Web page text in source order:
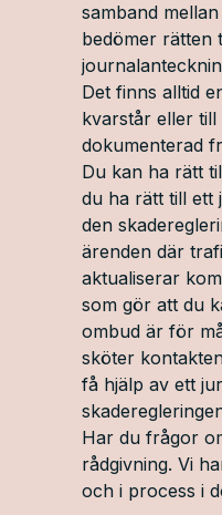
samband
bedömer rätten
Det finns alltid
kvarstår eller
dokumenterad
Du kan ha rätt
du ha rätt till ett
den
ärenden där
aktualiserar
som gör att du
ombud är för
sköter
få hjälp av ett
Har du frågor
rådgivning. Vi
och i process i